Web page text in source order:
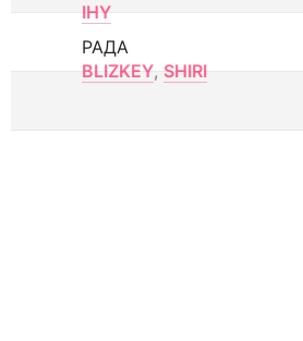
IHY
РАДА
BLIZKEY, SHIRI